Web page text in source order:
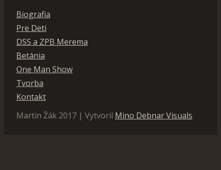
Biografia
Pre Deti
DSS a ZPB Merema
Betánia
One Man Show
Tvorba
Kontakt
Martin Žák 2017 | Vytvoril Mino Debnar Visuals